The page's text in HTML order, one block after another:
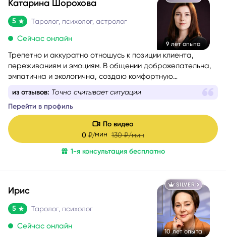
SILVER
9 лет опыта
Катарина Шорохова
5
Трепетно и аккуратно отношусь к позиции клиента,
переживаниям и эмоциям. В общении доброжелательна,
поддерживающую атмосферу.
увидеть проблему
Перейти в профиль
По видео
0 ₽/мин130 ₽/мин
SILVER
Ирис
5 Таролог, психолог